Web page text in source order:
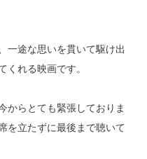
一途な思いを貫いて駆け出
くれる映画です。
からとても緊張しておりま
を立たずに最後まで聴いて